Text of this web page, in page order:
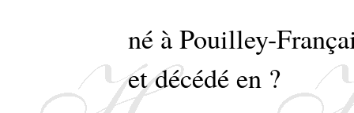
né à Pouilley-
et décédé en ?